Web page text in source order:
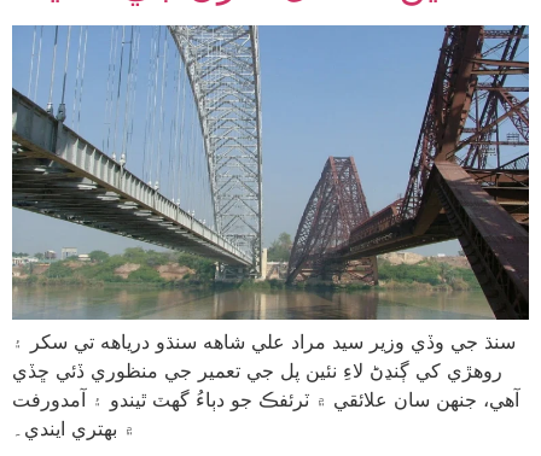
سنڌ جي وڏي وزير سيد مراد علي شاهه سنڌو درياهه تي سکر ۽
روهڙي کي ڳنڍڻ لاءِ نئين پل جي تعمير جي منظوري ڏئي ڇڏي
آهي، جنهن سان علائقي ۾ ٽرئفڪ جو دٻاءُ گهٽ ٿيندو ۽ آمدورفت
۾ بهتري ايندي۔